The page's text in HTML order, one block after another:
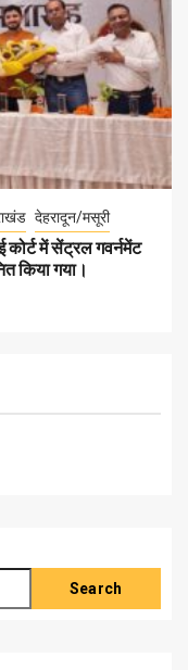
देहरादून/मसूरी
कोर्ट में सेंट्रल गवर्नमेंट
किया गया।
Search